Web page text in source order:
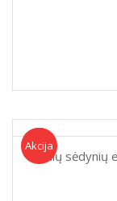
Akcija
Akcija!
Galinių sėdynių